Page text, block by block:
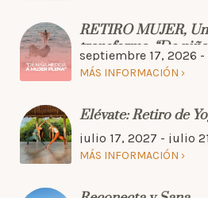
RETIRO MUJER,
transforma. “De
plena”
septiembre 17, 2026
MÁS INFORMACIÓN
Elévate: Retiro de
julio 17, 2027 - julio
MÁS INFORMACIÓN